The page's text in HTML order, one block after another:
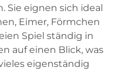
Sie eignen sich ideal
Eimer, Förmchen
Spiel ständig in
auf einen Blick, was
eigenständig